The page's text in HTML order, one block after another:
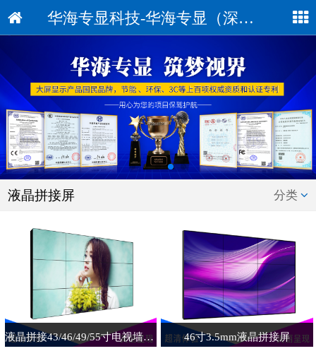
华海专显科技-华海专显（深圳）科技有限公司
液晶拼接屏 分类
液晶拼接43/46/49/55寸电视墙无缝大屏 46寸3.5mm液晶拼接屏